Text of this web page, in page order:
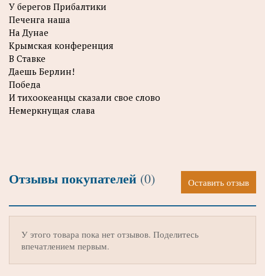
У берегов Прибалтики
Печенга наша
На Дунае
Крымская конференция
В Ставке
Даешь Берлин!
Победа
И тихоокеанцы сказали свое слово
Немеркнущая слава
Отзывы покупателей (0) Оставить отзыв
У этого товара пока нет отзывов. Поделитесь
впечатлением первым.